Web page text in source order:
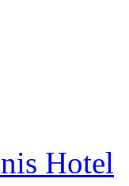
Hotel